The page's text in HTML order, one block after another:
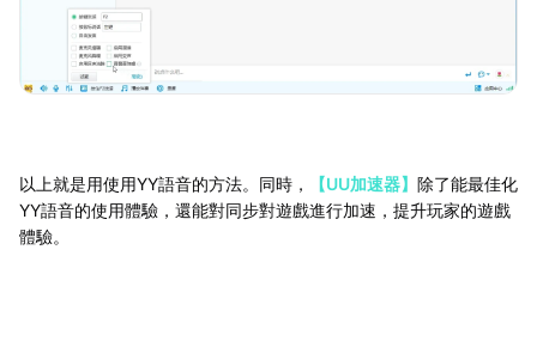
以上就是用使用YY語音的方法。同時， 【UU加速器】 除了能最佳化
YY語音的使用體驗，還能對同步對遊戲進行加速，提升玩家的遊戲
體驗。